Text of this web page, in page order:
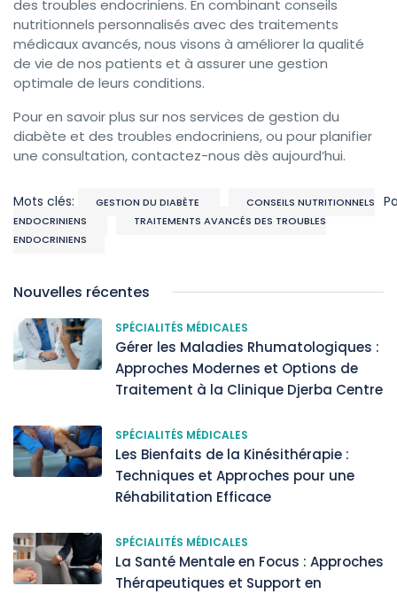
des troubles endocriniens. En combinant conseils
nutritionnels personnalisés avec des traitements
médicaux avancés, nous visons à améliorer la qualité
de vie de nos patients et à assurer une gestion
optimale de leurs conditions.
Pour en savoir plus sur nos services de gestion du
diabète et des troubles endocriniens, ou pour planifier
une consultation, contactez-nous dès aujourd’hui.
Mots clés: GESTION DU DIABÈTE
CONSEILS NUTRITIONNELS
ENDOCRINIENS
TRAITEMENTS AVANCÉS DES TROUBLES
ENDOCRINIENS
Nouvelles récentes
SPÉCIALITÉS MÉDICALES
Gérer les Maladies Rhumatologiques :
Approches Modernes et Options de
Traitement à la Clinique Djerba Centre
SPÉCIALITÉS MÉDICALES
Les Bienfaits de la Kinésithérapie :
Techniques et Approches pour une
Réhabilitation Efficace
SPÉCIALITÉS MÉDICALES
La Santé Mentale en Focus : Approches
Thérapeutiques et Support en